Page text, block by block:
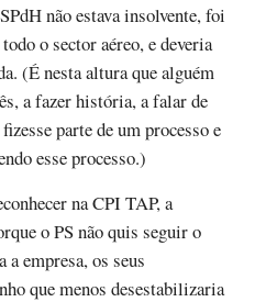
não estava insolvente, foi
o sector aéreo, e deveria
(É nesta altura que alguém
a fazer história, a falar de
parte de um processo e
esse processo.)
na CPI TAP, a
o PS não quis seguir o
empresa, os seus
que menos desestabilizaria